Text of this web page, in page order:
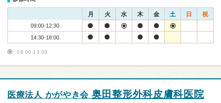
月 火 水 木 金 土 日 祝
09:00-12:30
14:30-18:00
09:00-13:00
医療法人 かがやき会 奥田整形外科皮膚科医院